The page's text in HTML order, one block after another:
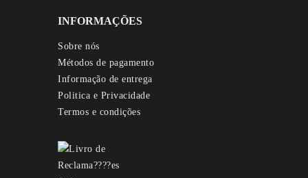
INFORMAÇÕES
Sobre nós
Métodos de pagamento
Informação de entrega
Politica e Privacidade
Termos e condições